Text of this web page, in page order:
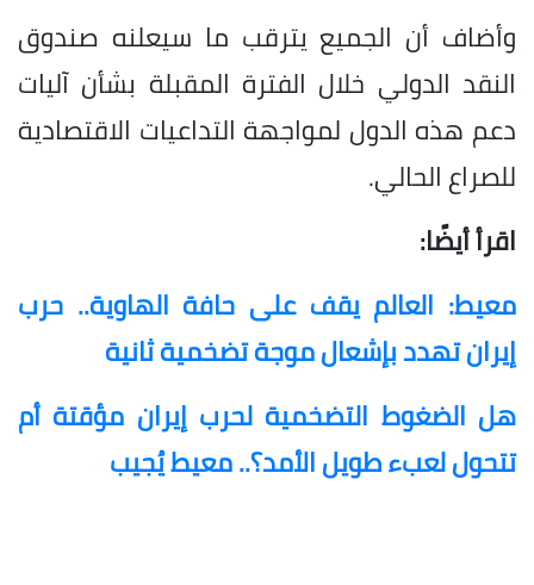
وأضاف أن الجميع يترقب ما سيعلنه صندوق
النقد الدولي خلال الفترة المقبلة بشأن آليات
دعم هذه الدول لمواجهة التداعيات الاقتصادية
للصراع الحالي.
اقرأ أيضًا:
معيط: العالم يقف على حافة الهاوية.. حرب
إيران تهدد بإشعال موجة تضخمية ثانية
هل الضغوط التضخمية لحرب إيران مؤقتة أم
تتحول لعبء طويل الأمد؟.. معيط يُجيب